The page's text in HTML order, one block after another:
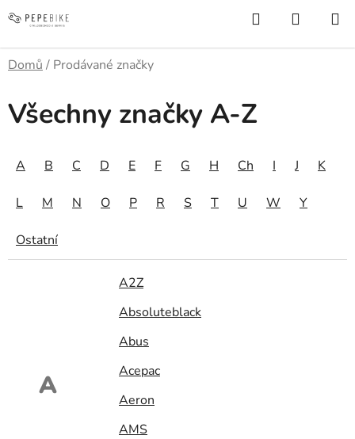
na
Hledat
KOŠÍK
Domů / Prodávané značky
Všechny značky A-Z
A B C D E F G H Ch I J K
L M N O P R S T U W Y
Ostatní
A
A2Z
Absoluteblack
Abus
Acepac
Aeron
AMS